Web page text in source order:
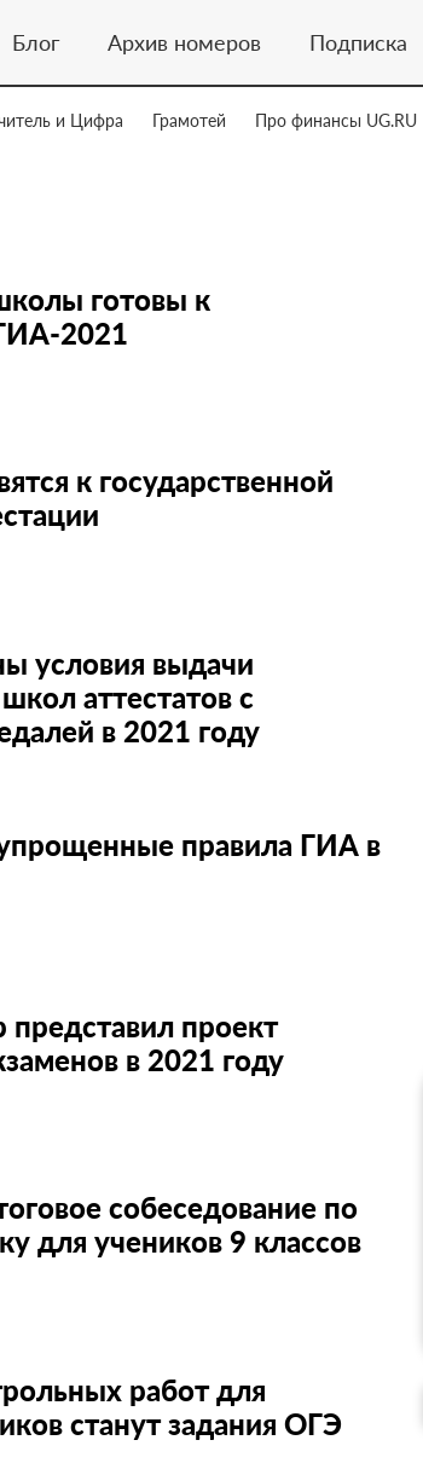
Блог Архив номеров Подписка
и Цифра Грамотей Про финансы UG.RU
готовы к
2021
к государственной
условия выдачи
аттестатов с
в 2021 году
правила ГИА в
представил проект
в 2021 году
собеседование по
для учеников 9 классов
работ для
станут задания ОГЭ